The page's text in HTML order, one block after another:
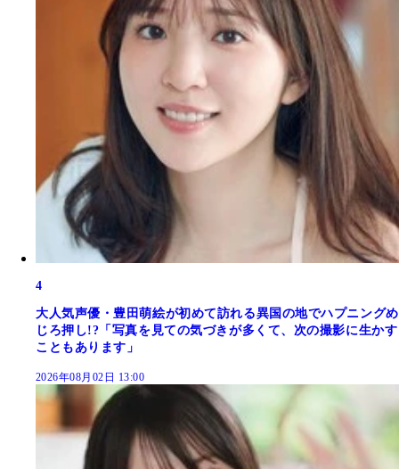
4
大人気声優・豊田萌絵が初めて訪れる異国の地でハプニングめ
じろ押し!?「写真を見ての気づきが多くて、次の撮影に生かす
こともあります」
2026年08月02日 13:00